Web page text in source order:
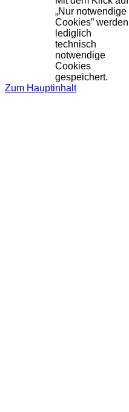
„Nur notwendige
Cookies” werden
lediglich
technisch
notwendige
Cookies
gespeichert.
Zum Hauptinhalt